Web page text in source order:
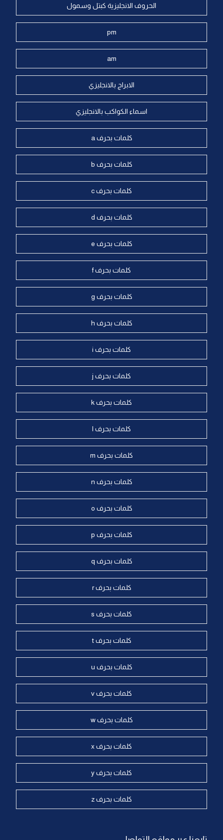
الحروف الانجليزية كبتل وسمول
pm
am
الابراج بالانجليزي
اسماء الكواكب بالانجليزي
كلمات بحرف a
كلمات بحرف b
كلمات بحرف c
كلمات بحرف d
كلمات بحرف e
كلمات بحرف f
كلمات بحرف g
كلمات بحرف h
كلمات بحرف i
كلمات بحرف j
كلمات بحرف k
كلمات بحرف l
كلمات بحرف m
كلمات بحرف n
كلمات بحرف o
كلمات بحرف p
كلمات بحرف q
كلمات بحرف r
كلمات بحرف s
كلمات بحرف t
كلمات بحرف u
كلمات بحرف v
كلمات بحرف w
كلمات بحرف x
كلمات بحرف y
كلمات بحرف z